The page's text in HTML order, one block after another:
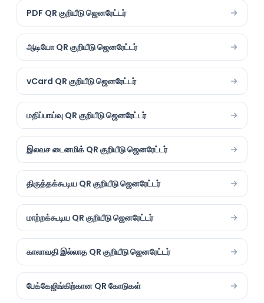
PDF QR குறியீடு ஜெனரேட்டர்
ஆடியோ QR குறியீடு ஜெனரேட்டர்
vCard QR குறியீடு ஜெனரேட்டர்
மதிப்பாய்வு QR குறியீடு ஜெனரேட்டர்
இலவச டைனமிக் QR குறியீடு ஜெனரேட்டர்
திருத்தக்கூடிய QR குறியீடு ஜெனரேட்டர்
மாற்றக்கூடிய QR குறியீடு ஜெனரேட்டர்
காலாவதி இல்லாத QR குறியீடு ஜெனரேட்டர்
பேக்கேஜிங்கிற்கான QR கோடுகள்